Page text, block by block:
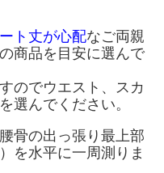
ト丈が心配なご両親
商品を目安に選んで
のでウエスト、スカ
選んでください。
骨の出っ張り最上部
を水平に一周測りま